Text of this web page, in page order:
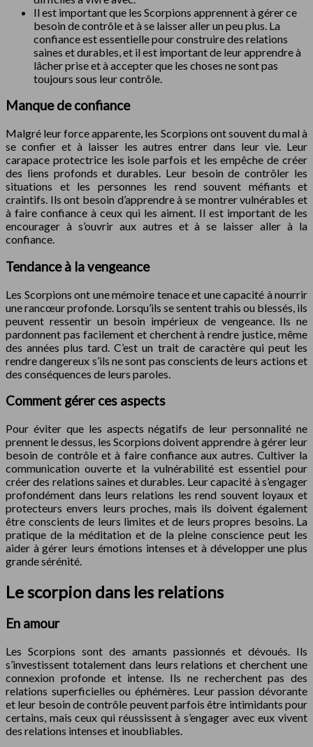
Il est important que les Scorpions apprennent à gérer ce
besoin de contrôle et à se laisser aller un peu plus. La
confiance est essentielle pour construire des relations
saines et durables, et il est important de leur apprendre à
lâcher prise et à accepter que les choses ne sont pas
toujours sous leur contrôle.
Manque de confiance
Malgré leur force apparente, les Scorpions ont souvent du mal à
se confier et à laisser les autres entrer dans leur vie. Leur
carapace protectrice les isole parfois et les empêche de créer
des liens profonds et durables. Leur besoin de contrôler les
situations et les personnes les rend souvent méfiants et
craintifs. Ils ont besoin d’apprendre à se montrer vulnérables et
à faire confiance à ceux qui les aiment. Il est important de les
encourager à s’ouvrir aux autres et à se laisser aller à la
confiance.
Tendance à la vengeance
Les Scorpions ont une mémoire tenace et une capacité à nourrir
une rancœur profonde. Lorsqu’ils se sentent trahis ou blessés, ils
peuvent ressentir un besoin impérieux de vengeance. Ils ne
pardonnent pas facilement et cherchent à rendre justice, même
des années plus tard. C’est un trait de caractère qui peut les
rendre dangereux s’ils ne sont pas conscients de leurs actions et
des conséquences de leurs paroles.
Comment gérer ces aspects
Pour éviter que les aspects négatifs de leur personnalité ne
prennent le dessus, les Scorpions doivent apprendre à gérer leur
besoin de contrôle et à faire confiance aux autres. Cultiver la
communication ouverte et la vulnérabilité est essentiel pour
créer des relations saines et durables. Leur capacité à s’engager
profondément dans leurs relations les rend souvent loyaux et
protecteurs envers leurs proches, mais ils doivent également
être conscients de leurs limites et de leurs propres besoins. La
pratique de la méditation et de la pleine conscience peut les
aider à gérer leurs émotions intenses et à développer une plus
grande sérénité.
Le scorpion dans les relations
En amour
Les Scorpions sont des amants passionnés et dévoués. Ils
s’investissent totalement dans leurs relations et cherchent une
connexion profonde et intense. Ils ne recherchent pas des
relations superficielles ou éphémères. Leur passion dévorante
et leur besoin de contrôle peuvent parfois être intimidants pour
certains, mais ceux qui réussissent à s’engager avec eux vivent
des relations intenses et inoubliables.